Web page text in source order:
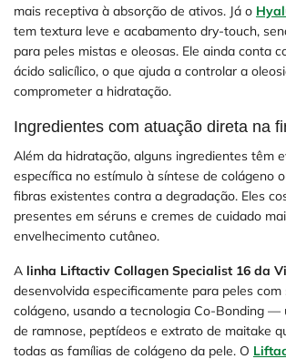
mais receptiva à absorção de ativos. Já o
tem textura leve e acabamento dry-touch,
para peles mistas e oleosas. Ele ainda conta
ácido salicílico, o que ajuda a controlar a
comprometer a hidratação.
Ingredientes com atuação direta na
Além da hidratação, alguns ingredientes têm
específica no estímulo à síntese de colágeno
fibras existentes contra a degradação. Eles
presentes em séruns e cremes de cuidado
envelhecimento cutâneo.
A linha Liftactiv Collagen Specialist 16 da
desenvolvida especificamente para peles com
colágeno, usando a tecnologia Co-Bonding —
de ramnose, peptídeos e extrato de maitake
todas as famílias de colágeno da pele. O